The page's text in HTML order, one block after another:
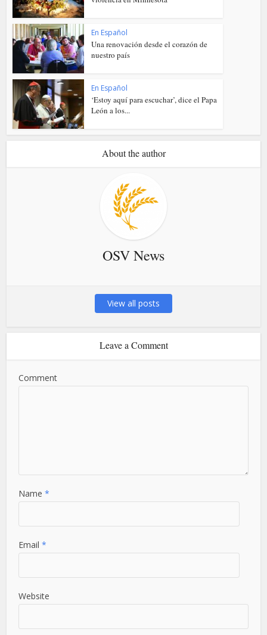
En Español
Una renovación desde el corazón de
nuestro país
En Español
‘Estoy aquí para escuchar’, dice el Papa
León a los...
About the author
OSV News
View all posts
Leave a Comment
Comment
Name*
Email*
Website